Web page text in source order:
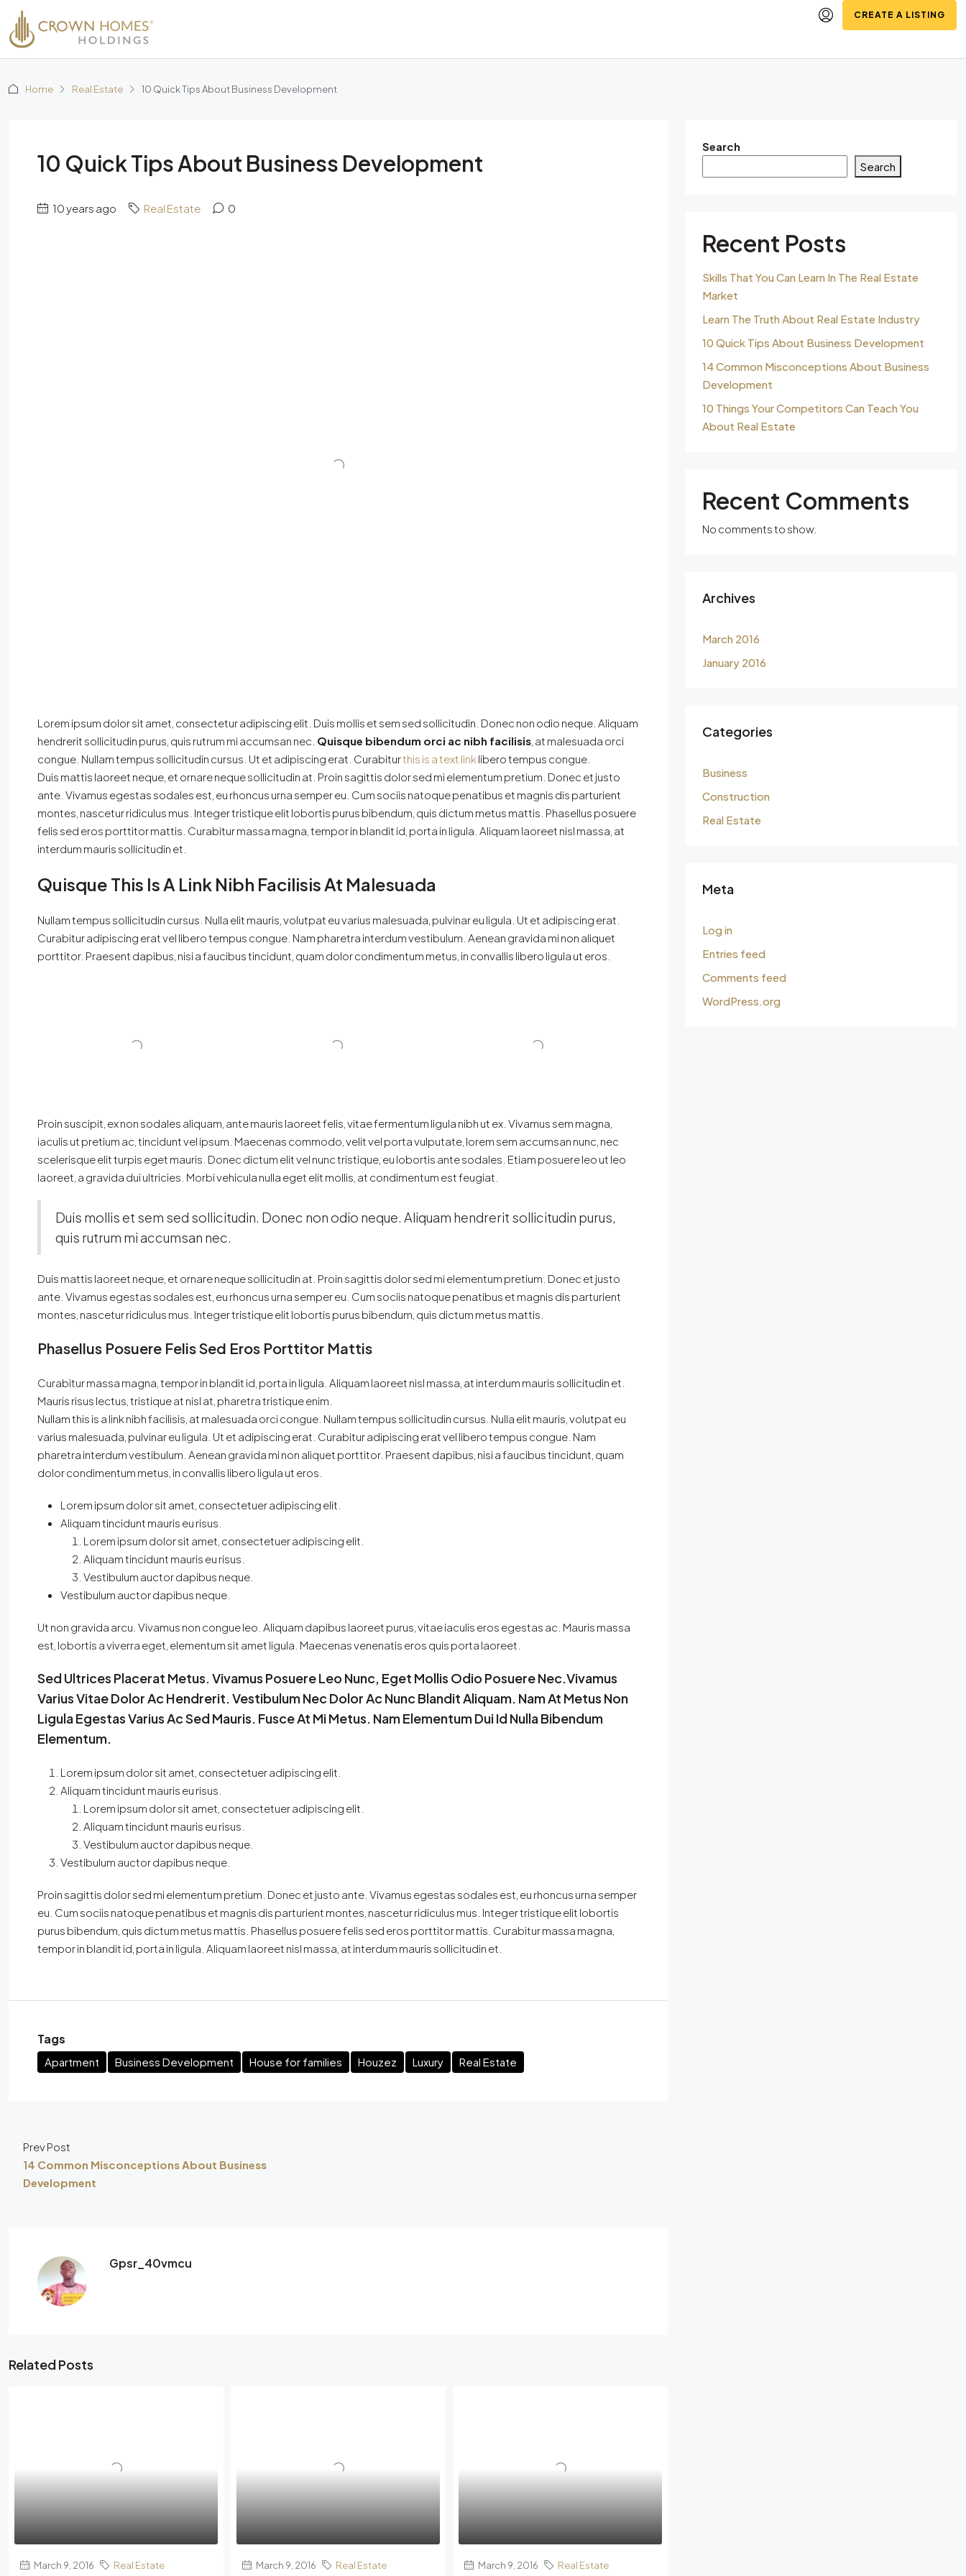
CREATE A LISTING
Home Real Estate 10 Quick Tips About Business Development
10 Quick Tips About Business Development
10 years ago Real Estate 0
Lorem ipsum dolor sit amet, consectetur adipiscing elit. Duis mollis et sem sed sollicitudin. Donec non odio neque. Aliquam
hendrerit sollicitudin purus, quis rutrum mi accumsan nec. Quisque bibendum orci ac nibh facilisis , at malesuada orci
congue. Nullam tempus sollicitudin cursus. Ut et adipiscing erat. Curabiturthis is a text link libero tempus congue.
Duis mattis laoreet neque, et ornare neque sollicitudin at. Proin sagittis dolor sed mi elementum pretium. Donec et justo
ante. Vivamus egestas sodales est, eu rhoncus urna semper eu. Cum sociis natoque penatibus et magnis dis parturient
montes, nascetur ridiculus mus. Integer tristique elit lobortis purus bibendum, quis dictum metus mattis. Phasellus posuere
felis sed eros porttitor mattis. Curabitur massa magna, tempor in blandit id, porta in ligula. Aliquam laoreet nisl massa, at
interdum mauris sollicitudin et.
Quisque This Is A Link Nibh Facilisis At Malesuada
Nullam tempus sollicitudin cursus. Nulla elit mauris, volutpat eu varius malesuada, pulvinar eu ligula. Ut et adipiscing erat.
Curabitur adipiscing erat vel libero tempus congue. Nam pharetra interdum vestibulum. Aenean gravida mi non aliquet
porttitor. Praesent dapibus, nisi a faucibus tincidunt, quam dolor condimentum metus, in convallis libero ligula ut eros.
Proin suscipit, ex non sodales aliquam, ante mauris laoreet felis, vitae fermentum ligula nibh ut ex. Vivamus sem magna,
iaculis ut pretium ac, tincidunt vel ipsum. Maecenas commodo, velit vel porta vulputate, lorem sem accumsan nunc, nec
scelerisque elit turpis eget mauris. Donec dictum elit vel nunc tristique, eu lobortis ante sodales. Etiam posuere leo ut leo
laoreet, a gravida dui ultricies. Morbi vehicula nulla eget elit mollis, at condimentum est feugiat.
Duis mollis et sem sed sollicitudin. Donec non odio neque. Aliquam hendrerit sollicitudin purus,
quis rutrum mi accumsan nec.
Duis mattis laoreet neque, et ornare neque sollicitudin at. Proin sagittis dolor sed mi elementum pretium. Donec et justo
ante. Vivamus egestas sodales est, eu rhoncus urna semper eu. Cum sociis natoque penatibus et magnis dis parturient
montes, nascetur ridiculus mus. Integer tristique elit lobortis purus bibendum, quis dictum metus mattis.
Phasellus Posuere Felis Sed Eros Porttitor Mattis
Curabitur massa magna, tempor in blandit id, porta in ligula. Aliquam laoreet nisl massa, at interdum mauris sollicitudin et.
Mauris risus lectus, tristique at nisl at, pharetra tristique enim.
Nullam this is a link nibh facilisis, at malesuada orci congue. Nullam tempus sollicitudin cursus. Nulla elit mauris, volutpat eu
varius malesuada, pulvinar eu ligula. Ut et adipiscing erat. Curabitur adipiscing erat vel libero tempus congue. Nam
pharetra interdum vestibulum. Aenean gravida mi non aliquet porttitor. Praesent dapibus, nisi a faucibus tincidunt, quam
dolor condimentum metus, in convallis libero ligula ut eros.
Lorem ipsum dolor sit amet, consectetuer adipiscing elit.
Aliquam tincidunt mauris eu risus.
Lorem ipsum dolor sit amet, consectetuer adipiscing elit.
Aliquam tincidunt mauris eu risus.
Vestibulum auctor dapibus neque.
Vestibulum auctor dapibus neque.
Ut non gravida arcu. Vivamus non congue leo. Aliquam dapibus laoreet purus, vitae iaculis eros egestas ac. Mauris massa
est, lobortis a viverra eget, elementum sit amet ligula. Maecenas venenatis eros quis porta laoreet.
Sed Ultrices Placerat Metus. Vivamus Posuere Leo Nunc, Eget Mollis Odio Posuere Nec.Vivamus
Varius Vitae Dolor Ac Hendrerit. Vestibulum Nec Dolor Ac Nunc Blandit Aliquam. Nam At Metus Non
Ligula Egestas Varius Ac Sed Mauris. Fusce At Mi Metus. Nam Elementum Dui Id Nulla Bibendum
Elementum.
Lorem ipsum dolor sit amet, consectetuer adipiscing elit.
Aliquam tincidunt mauris eu risus.
Lorem ipsum dolor sit amet, consectetuer adipiscing elit.
Aliquam tincidunt mauris eu risus.
Vestibulum auctor dapibus neque.
Vestibulum auctor dapibus neque.
Proin sagittis dolor sed mi elementum pretium. Donec et justo ante. Vivamus egestas sodales est, eu rhoncus urna semper
eu. Cum sociis natoque penatibus et magnis dis parturient montes, nascetur ridiculus mus. Integer tristique elit lobortis
purus bibendum, quis dictum metus mattis. Phasellus posuere felis sed eros porttitor mattis. Curabitur massa magna,
tempor in blandit id, porta in ligula. Aliquam laoreet nisl massa, at interdum mauris sollicitudin et.
Tags
Apartment Business Development House for families Houzez Luxury Real Estate
Prev Post
14 Common Misconceptions About Business
Development
Gpsr_40vmcu
Related Posts
March 9, 2016 Real Estate March 9, 2016 Real Estate March 9, 2016 Real Estate
Search
Search
Recent Posts
Skills That You Can Learn In The Real Estate
Market
Learn The Truth About Real Estate Industry
10 Quick Tips About Business Development
14 Common Misconceptions About Business
Development
10 Things Your Competitors Can Teach You
About Real Estate
Recent Comments
No comments to show.
Archives
March 2016
January 2016
Categories
Business
Construction
Real Estate
Meta
Log in
Entries feed
Comments feed
WordPress.org